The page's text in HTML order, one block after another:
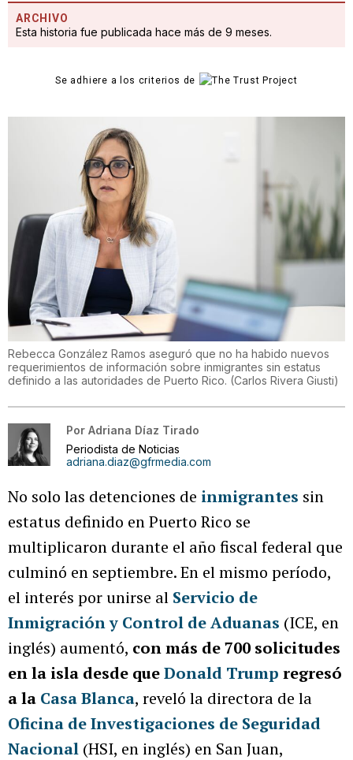
ARCHIVO
Esta historia fue publicada hace más de 9 meses.
Se adhiere a los criterios de
Rebecca González Ramos aseguró que no ha habido nuevos
requerimientos de información sobre inmigrantes sin estatus
definido a las autoridades de Puerto Rico. (Carlos Rivera Giusti)
Por Adriana Díaz Tirado
Periodista de Noticias
adriana.diaz@gfrmedia.com
No solo las detenciones de inmigrantes sin
estatus definido en Puerto Rico se
multiplicaron durante el año fiscal federal que
culminó en septiembre. En el mismo período,
el interés por unirse al Servicio de
Inmigración y Control de Aduanas (ICE, en
inglés) aumentó, con más de 700 solicitudes
en la isla desde queDonald Trump regresó
a la Casa Blanca, reveló la directora de la
Oficina de Investigaciones de Seguridad
Nacional (HSI, en inglés) en San Juan,